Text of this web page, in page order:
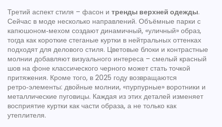
Третий аспект стиля – фасон и тренды верхней одежды.
Сейчас в моде несколько направлений. Объёмные парки с
капюшоном‑мехом создают динамичный, «уличный» образ,
тогда как короткие стеганые куртки в нейтральных оттенках
подходят для делового стиля. Цветовые блоки и контрастные
молнии добавляют визуального интереса – смелый красный
шов на фоне классического черного может стать точкой
притяжения. Кроме того, в 2025 году возвращаются
ретро‑элементы: двойные молнии, «пурпурные» воротники и
металлические пуговицы. Каждая из этих деталей изменяет
восприятие куртки как части образа, а не только как
утеплителя.